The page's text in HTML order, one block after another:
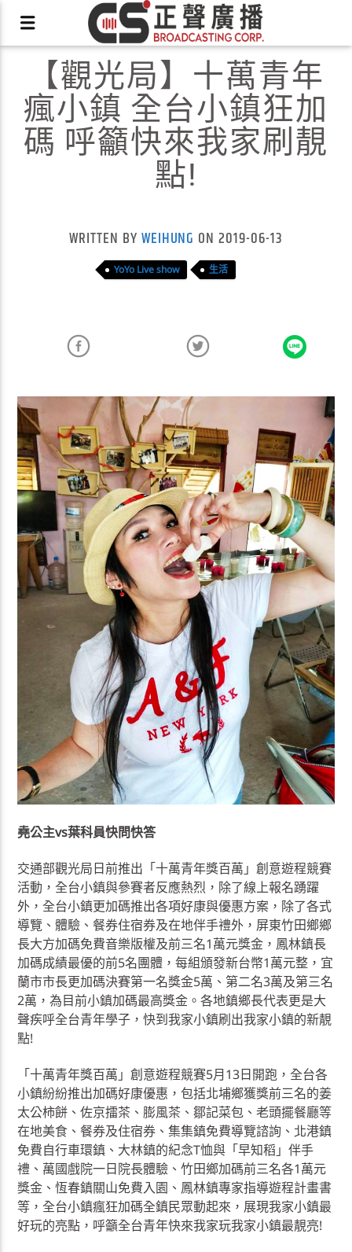
X
【觀光局】十萬青年
瘋小鎮 全台小鎮狂加
碼 呼籲快來我家刷靚
點!
WRITTEN BY WEIHUNG ON 2019-06-13
YoYo Live show 生活
堯公主vs葉科員快問快答
交通部觀光局日前推出「十萬青年獎百萬」創意遊程競賽
活動，全台小鎮與參賽者反應熱烈，除了線上報名踴躍
外，全台小鎮更加碼推出各項好康與優惠方案，除了各式
導覽、體驗、餐券住宿券及在地伴手禮外，屏東竹田鄉鄉
長大方加碼免費音樂版權及前三名1萬元獎金，鳳林鎮長
加碼成績最優的前5名團體，每組頒發新台幣1萬元整，宜
蘭市市長更加碼決賽第一名獎金5萬、第二名3萬及第三名
2萬，為目前小鎮加碼最高獎金。各地鎮鄉長代表更是大
聲疾呼全台青年學子，快到我家小鎮刷出我家小鎮的新靚
點!
「十萬青年獎百萬」創意遊程競賽5月13日開跑，全台各
小鎮紛紛推出加碼好康優惠，包括北埔鄉獲獎前三名的姜
太公柿餅、佐京擂茶、膨風茶、鄒記菜包、老頭擺餐廳等
在地美食、餐券及住宿券、集集鎮免費導覽諮詢、北港鎮
免費自行車環鎮、大林鎮的紀念T恤與「早知稻」伴手
禮、萬國戲院一日院長體驗、竹田鄉加碼前三名各1萬元
獎金、恆春鎮關山免費入園、鳳林鎮專家指導遊程計畫書
等，全台小鎮瘋狂加碼全鎮民眾動起來，展現我家小鎮最
好玩的亮點，呼籲全台青年快來我家玩我家小鎮最靚亮!